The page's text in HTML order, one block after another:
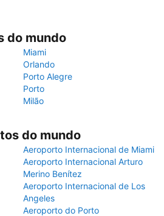
do mundo
Miami
Orlando
Porto Alegre
Porto
Milão
do mundo
Aeroporto Internacional de Miami
Aeroporto Internacional Arturo
Merino Benítez
Aeroporto Internacional de Los
Angeles
Aeroporto do Porto